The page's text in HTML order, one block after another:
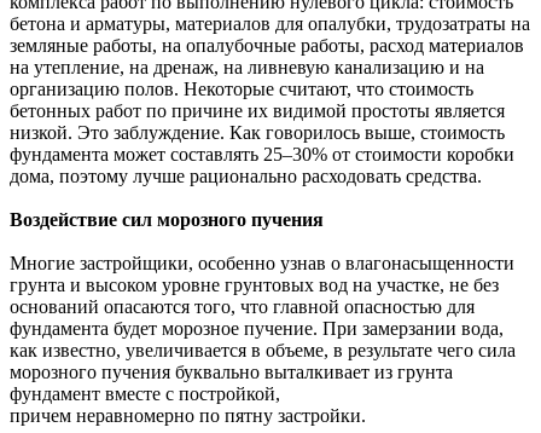
бетона и арматуры, материалов для опалубки, трудозатраты на
земляные работы, на опалубочные работы, расход материалов
на утепление, на дренаж, на ливневую канализацию и на
организацию полов. Некоторые считают, что стоимость
бетонных работ по причине их видимой простоты является
низкой. Это заблуждение. Как говорилось выше, стоимость
фундамента может составлять 25–30% от стоимости коробки
дома, поэтому лучше рационально расходовать средства.
Воздействие сил морозного пучения
Многие застройщики, особенно узнав о влагонасыщенности
грунта и высоком уровне грунтовых вод на участке, не без
оснований опасаются того, что главной опасностью для
фундамента будет морозное пучение. При замерзании вода,
как известно, увеличивается в объеме, в результате чего сила
морозного пучения буквально выталкивает из грунта
фундамент вместе с постройкой,
причем неравномерно по пятну застройки.